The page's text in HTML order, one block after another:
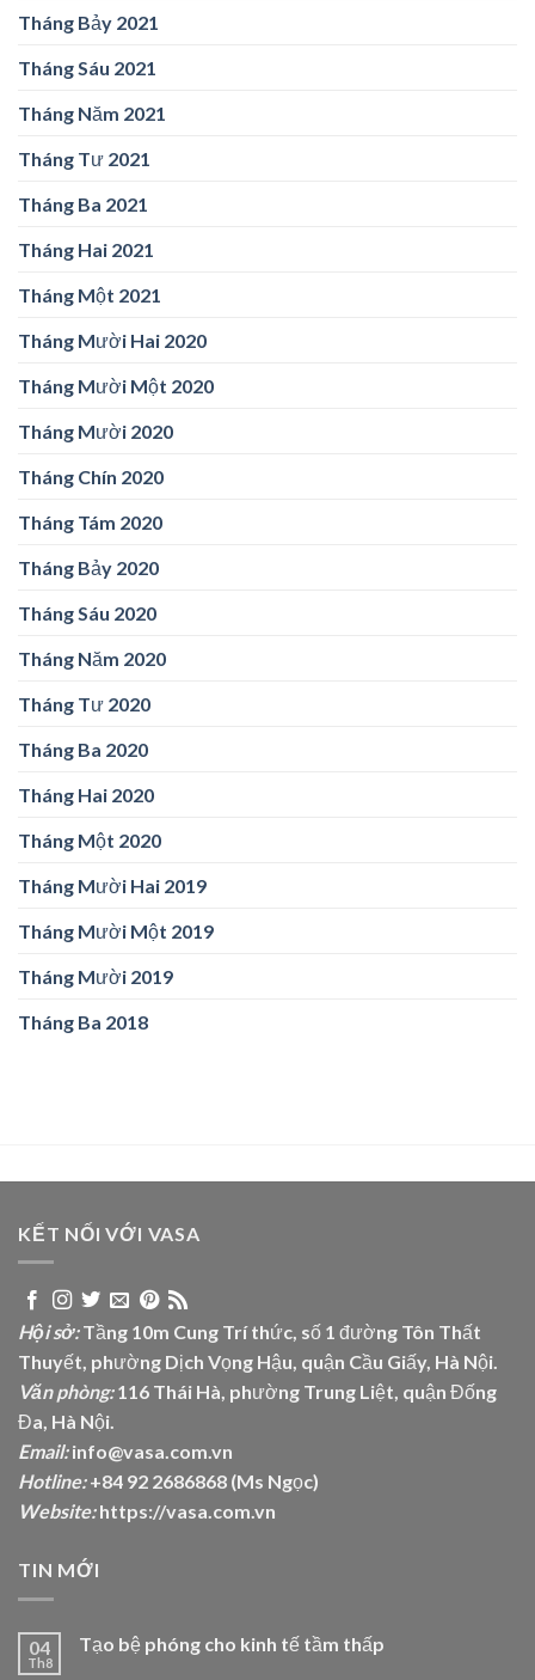
Tháng Bảy 2021
Tháng Sáu 2021
Tháng Năm 2021
Tháng Tư 2021
Tháng Ba 2021
Tháng Hai 2021
Tháng Một 2021
Tháng Mười Hai 2020
Tháng Mười Một 2020
Tháng Mười 2020
Tháng Chín 2020
Tháng Tám 2020
Tháng Bảy 2020
Tháng Sáu 2020
Tháng Năm 2020
Tháng Tư 2020
Tháng Ba 2020
Tháng Hai 2020
Tháng Một 2020
Tháng Mười Hai 2019
Tháng Mười Một 2019
Tháng Mười 2019
Tháng Ba 2018
KẾT NỐI VỚI VASA
Hội sở:Tầng 10m Cung Trí thức, số 1 đường Tôn Thất
Thuyết, phường Dịch Vọng Hậu, quận Cầu Giấy, Hà Nội.
Văn phòng:116 Thái Hà, phường Trung Liệt, quận Đống
Đa, Hà Nội.
Email:info@vasa.com.vn
Hotline:+84 92 2686868 (Ms Ngọc)
Website: https://vasa.com.vn
TIN MỚI
04
Th8
Tạo bệ phóng cho kinh tế tầm thấp